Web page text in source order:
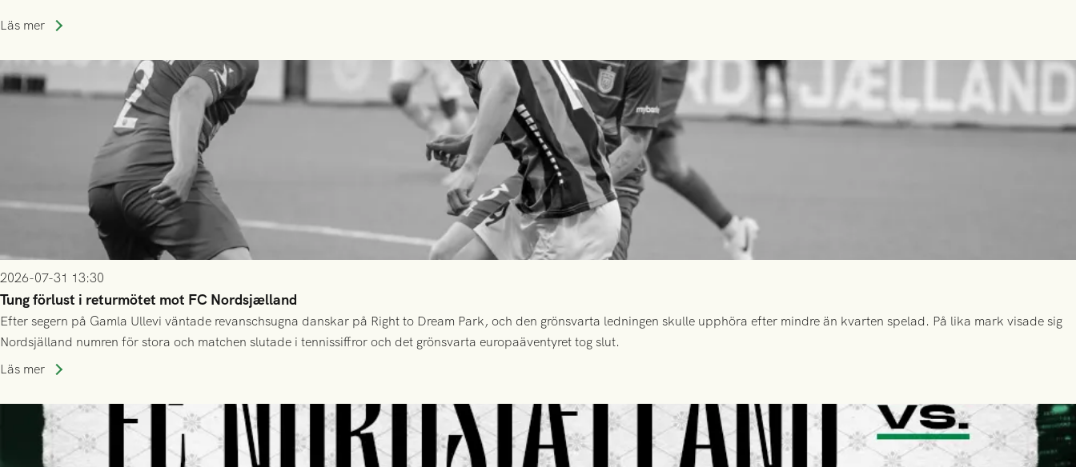
Läs mer
2026-07-31 13:30
Tung förlust i returmötet mot FC Nordsjælland
Efter segern på Gamla Ullevi väntade revanschsugna danskar på Right to Dream Park, och den grönsvarta ledningen skulle upphöra efter mindre än kvarten spelad. På lika mark visade sig
Nordsjälland numren för stora och matchen slutade i tennissiffror och det grönsvarta europaäventyret tog slut.
Läs mer